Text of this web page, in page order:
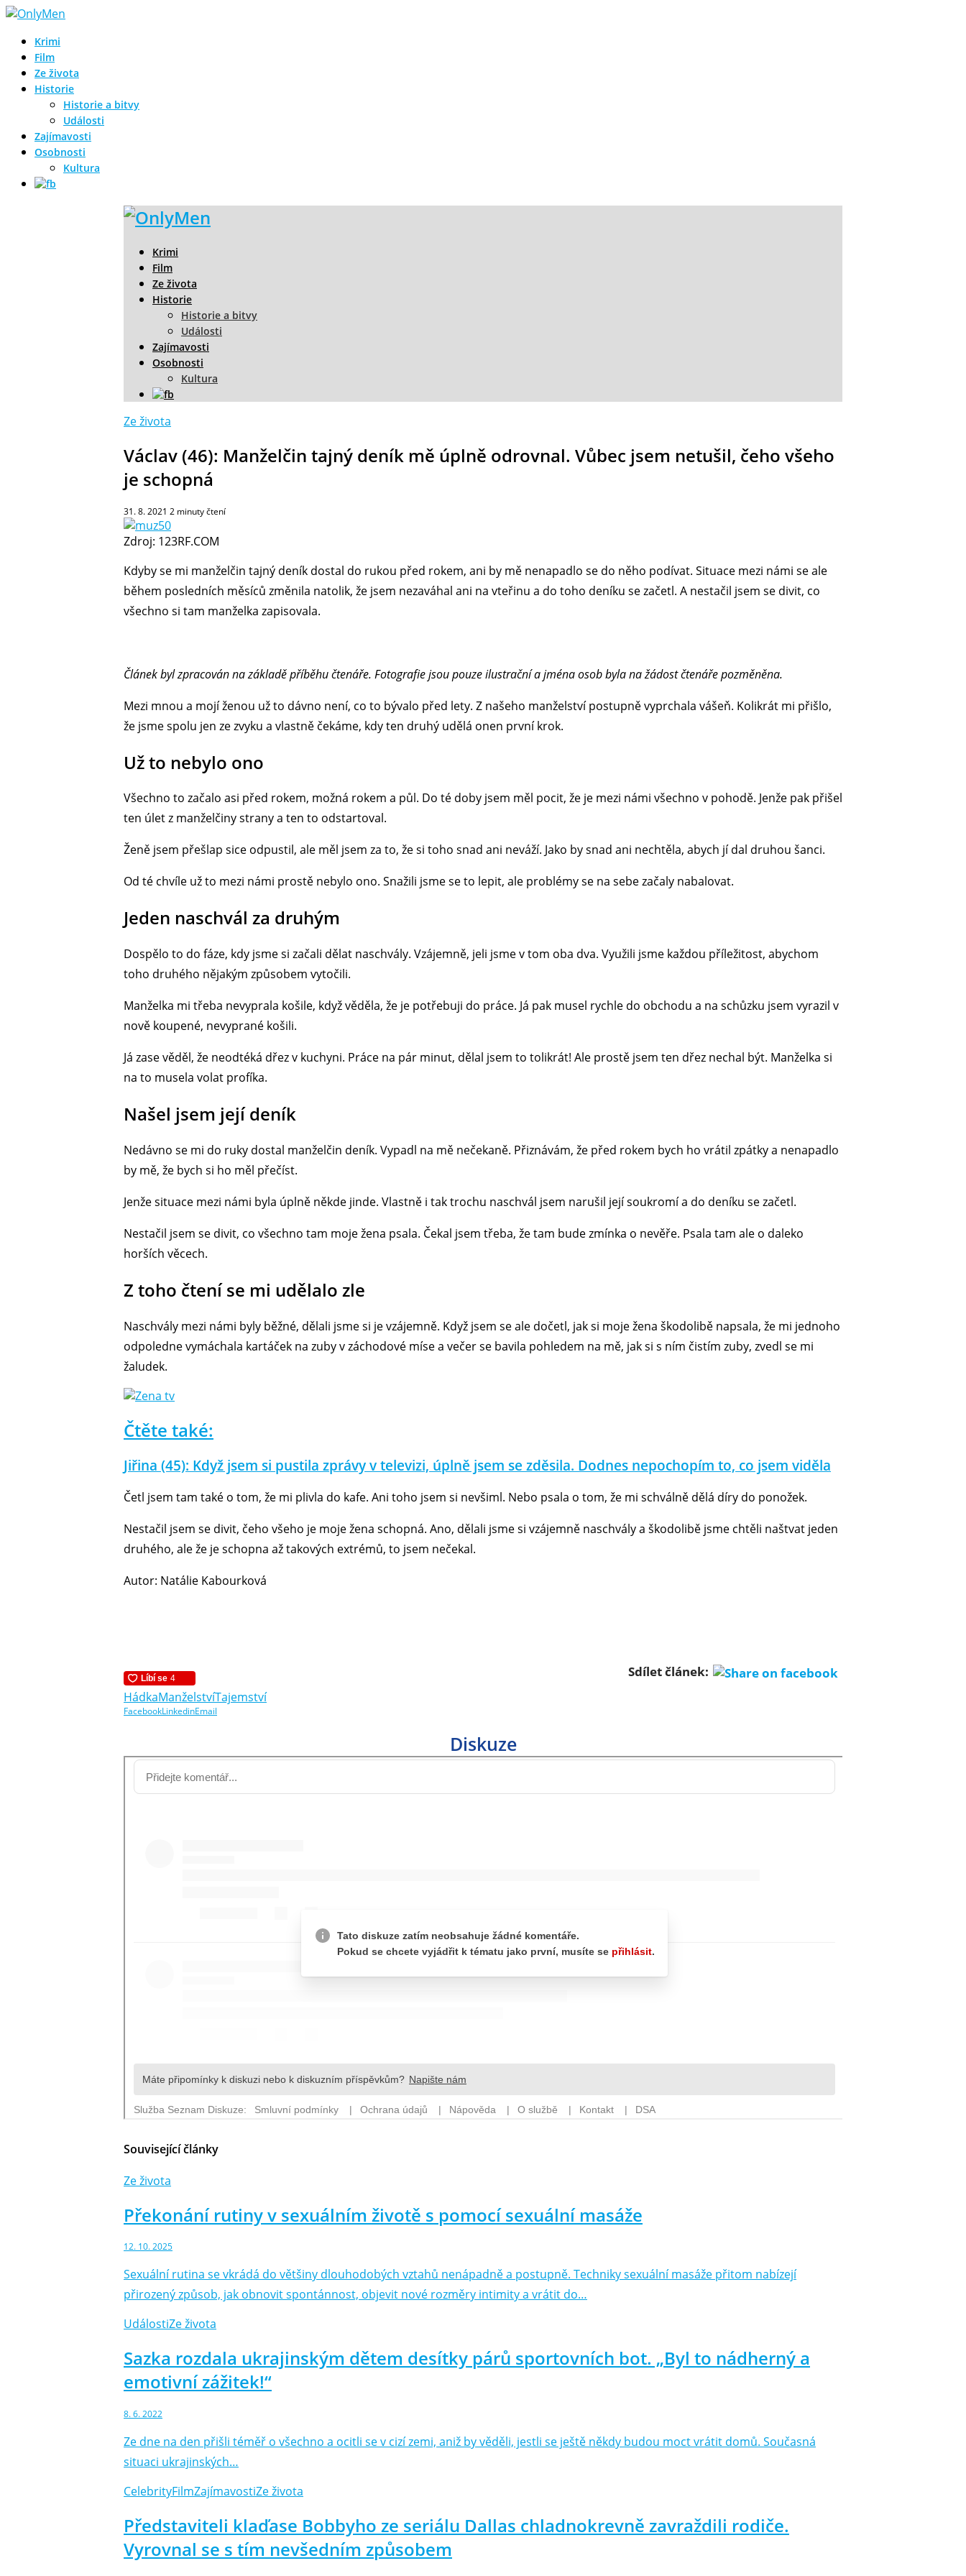
Krimi
Film
Ze života
Historie
Historie a bitvy
Události
Zajímavosti
Osobnosti
Kultura
Krimi
Film
Ze života
Historie
Historie a bitvy
Události
Zajímavosti
Osobnosti
Kultura
Ze života
Václav (46): Manželčin tajný deník mě úplně odrovnal. Vůbec jsem netušil, čeho všeho
je schopná
31. 8. 2021 2 minuty čtení
Zdroj: 123RF.COM
Kdyby se mi manželčin tajný deník dostal do rukou před rokem, ani by mě nenapadlo se do něho podívat. Situace mezi námi se ale
během posledních měsíců změnila natolik, že jsem nezaváhal ani na vteřinu a do toho deníku se začetl. A nestačil jsem se divit, co
všechno si tam manželka zapisovala.
Článek byl zpracován na základě příběhu čtenáře. Fotografie jsou pouze ilustrační a jména osob byla na žádost čtenáře pozměněna.
Mezi mnou a mojí ženou už to dávno není, co to bývalo před lety. Z našeho manželství postupně vyprchala vášeň. Kolikrát mi přišlo,
že jsme spolu jen ze zvyku a vlastně čekáme, kdy ten druhý udělá onen první krok.
Už to nebylo ono
Všechno to začalo asi před rokem, možná rokem a půl. Do té doby jsem měl pocit, že je mezi námi všechno v pohodě. Jenže pak přišel
ten úlet z manželčiny strany a ten to odstartoval.
Ženě jsem přešlap sice odpustil, ale měl jsem za to, že si toho snad ani neváží. Jako by snad ani nechtěla, abych jí dal druhou šanci.
Od té chvíle už to mezi námi prostě nebylo ono. Snažili jsme se to lepit, ale problémy se na sebe začaly nabalovat.
Jeden naschvál za druhým
Dospělo to do fáze, kdy jsme si začali dělat naschvály. Vzájemně, jeli jsme v tom oba dva. Využili jsme každou příležitost, abychom
toho druhého nějakým způsobem vytočili.
Manželka mi třeba nevyprala košile, když věděla, že je potřebuji do práce. Já pak musel rychle do obchodu a na schůzku jsem vyrazil v
nově koupené, nevyprané košili.
Já zase věděl, že neodtéká dřez v kuchyni. Práce na pár minut, dělal jsem to tolikrát! Ale prostě jsem ten dřez nechal být. Manželka si
na to musela volat profíka.
Našel jsem její deník
Nedávno se mi do ruky dostal manželčin deník. Vypadl na mě nečekaně. Přiznávám, že před rokem bych ho vrátil zpátky a nenapadlo
by mě, že bych si ho měl přečíst.
Jenže situace mezi námi byla úplně někde jinde. Vlastně i tak trochu naschvál jsem narušil její soukromí a do deníku se začetl.
Nestačil jsem se divit, co všechno tam moje žena psala. Čekal jsem třeba, že tam bude zmínka o nevěře. Psala tam ale o daleko
horších věcech.
Z toho čtení se mi udělalo zle
Naschvály mezi námi byly běžné, dělali jsme si je vzájemně. Když jsem se ale dočetl, jak si moje žena škodolibě napsala, že mi jednoho
odpoledne vymáchala kartáček na zuby v záchodové míse a večer se bavila pohledem na mě, jak si s ním čistím zuby, zvedl se mi
žaludek.
Čtěte také:
Jiřina (45): Když jsem si pustila zprávy v televizi, úplně jsem se zděsila. Dodnes nepochopím to, co jsem viděla
Četl jsem tam také o tom, že mi plivla do kafe. Ani toho jsem si nevšiml. Nebo psala o tom, že mi schválně dělá díry do ponožek.
Nestačil jsem se divit, čeho všeho je moje žena schopná. Ano, dělali jsme si vzájemně naschvály a škodolibě jsme chtěli naštvat jeden
druhého, ale že je schopna až takových extrémů, to jsem nečekal.
Autor: Natálie Kabourková
Sdílet článek:
HádkaManželstvíTajemství
FacebookLinkedinEmail
Diskuze
Související články
Ze života
Překonání rutiny v sexuálním životě s pomocí sexuální masáže
12. 10. 2025
Sexuální rutina se vkrádá do většiny dlouhodobých vztahů nenápadně a postupně. Techniky sexuální masáže přitom nabízejí
přirozený způsob, jak obnovit spontánnost, objevit nové rozměry intimity a vrátit do…
UdálostiZe života
Sazka rozdala ukrajinským dětem desítky párů sportovních bot. „Byl to nádherný a
emotivní zážitek!“
8. 6. 2022
Ze dne na den přišli téměř o všechno a ocitli se v cizí zemi, aniž by věděli, jestli se ještě někdy budou moct vrátit domů. Současná
situaci ukrajinských…
CelebrityFilmZajímavostiZe života
Představiteli klaďase Bobbyho ze seriálu Dallas chladnokrevně zavraždili rodiče.
Vyrovnal se s tím nevšedním způsobem